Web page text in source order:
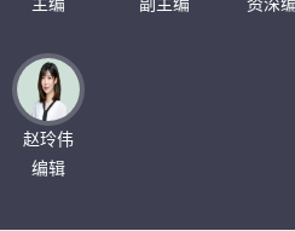
主编
副主编
资深
赵玲伟
编辑